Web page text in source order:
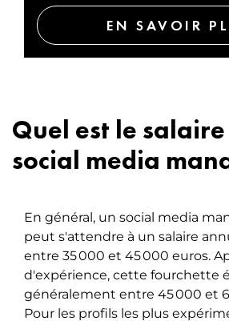
EN SAVOIR
Quel est le
social media
En général, un social media
peut s'attendre à un salaire
entre 35 000 et 45 000 euros.
d'expérience, cette fourchette
généralement entre 45 000 et
Pour les profils les plus